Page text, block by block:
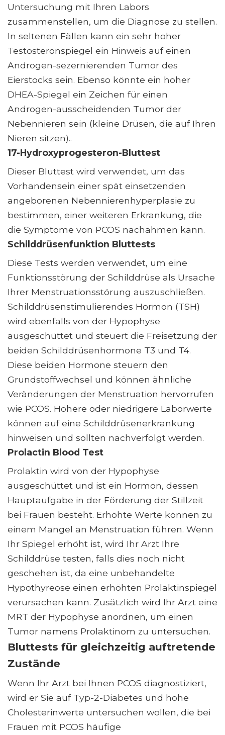
Untersuchung mit Ihren Labors
zusammenstellen, um die Diagnose zu stellen.
In seltenen Fällen kann ein sehr hoher
Testosteronspiegel ein Hinweis auf einen
Androgen-sezernierenden Tumor des
Eierstocks sein. Ebenso könnte ein hoher
DHEA-Spiegel ein Zeichen für einen
Androgen-ausscheidenden Tumor der
Nebennieren sein (kleine Drüsen, die auf Ihren
Nieren sitzen)..
17-Hydroxyprogesteron-Bluttest
Dieser Bluttest wird verwendet, um das
Vorhandensein einer spät einsetzenden
angeborenen Nebennierenhyperplasie zu
bestimmen, einer weiteren Erkrankung, die
die Symptome von PCOS nachahmen kann.
Schilddrüsenfunktion Bluttests
Diese Tests werden verwendet, um eine
Funktionsstörung der Schilddrüse als Ursache
Ihrer Menstruationsstörung auszuschließen.
Schilddrüsenstimulierendes Hormon (TSH)
wird ebenfalls von der Hypophyse
ausgeschüttet und steuert die Freisetzung der
beiden Schilddrüsenhormone T3 und T4.
Diese beiden Hormone steuern den
Grundstoffwechsel und können ähnliche
Veränderungen der Menstruation hervorrufen
wie PCOS. Höhere oder niedrigere Laborwerte
können auf eine Schilddrüsenerkrankung
hinweisen und sollten nachverfolgt werden.
Prolactin Blood Test
Prolaktin wird von der Hypophyse
ausgeschüttet und ist ein Hormon, dessen
Hauptaufgabe in der Förderung der Stillzeit
bei Frauen besteht. Erhöhte Werte können zu
einem Mangel an Menstruation führen. Wenn
Ihr Spiegel erhöht ist, wird Ihr Arzt Ihre
Schilddrüse testen, falls dies noch nicht
geschehen ist, da eine unbehandelte
Hypothyreose einen erhöhten Prolaktinspiegel
verursachen kann. Zusätzlich wird Ihr Arzt eine
MRT der Hypophyse anordnen, um einen
Tumor namens Prolaktinom zu untersuchen.
Bluttests für gleichzeitig auftretende
Zustände
Wenn Ihr Arzt bei Ihnen PCOS diagnostiziert,
wird er Sie auf Typ-2-Diabetes und hohe
Cholesterinwerte untersuchen wollen, die bei
Frauen mit PCOS häufige